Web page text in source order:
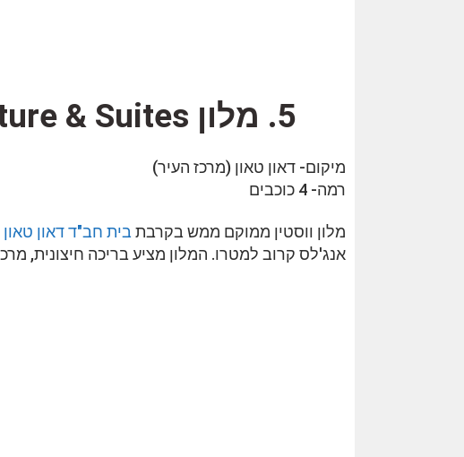
5. מלון The Westin Bonaventure & Suites
מיקום- דאון טאון (מרכז העיר)
רמה- 4 כוכבים
מלון ווסטין ממוקם ממש בקרבת בית חב"ד דאון
אנג'לס קרוב למטרו. המלון מציע בריכה חיצונית,